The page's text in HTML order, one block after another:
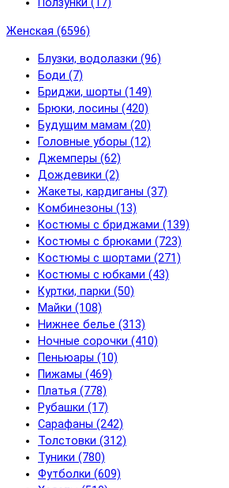
Ползунки (17)
Женская (6596)
Блузки, водолазки (96)
Боди (7)
Бриджи, шорты (149)
Брюки, лосины (420)
Будущим мамам (20)
Головные уборы (12)
Джемперы (62)
Дождевики (2)
Жакеты, кардиганы (37)
Комбинезоны (13)
Костюмы с бриджами (139)
Костюмы с брюками (723)
Костюмы с шортами (271)
Костюмы с юбками (43)
Куртки, парки (50)
Майки (108)
Нижнее белье (313)
Ночные сорочки (410)
Пеньюары (10)
Пижамы (469)
Платья (778)
Рубашки (17)
Сарафаны (242)
Толстовки (312)
Туники (780)
Футболки (609)